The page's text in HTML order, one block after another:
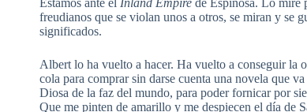
freudianos que se violan unos a otros, se miran y se
significados.
Albert lo ha vuelto a hacer. Ha vuelto a conseguir la
cola para comprar sin darse cuenta una novela que
Diosa de la faz del mundo, para poder fornicar por
Que me pinten de amarillo y me despiecen el día de